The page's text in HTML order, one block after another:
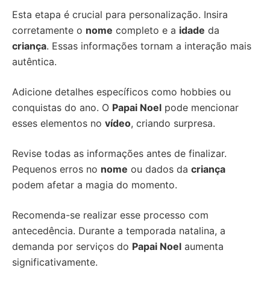
Esta etapa é crucial para personalização. Insira
corretamente o nome completo e a idade da
criança. Essas informações tornam a interação mais
autêntica.
Adicione detalhes específicos como hobbies ou
conquistas do ano. O Papai Noel pode mencionar
esses elementos no vídeo, criando surpresa.
Revise todas as informações antes de finalizar.
Pequenos erros no nome ou dados da criança
podem afetar a magia do momento.
Recomenda-se realizar esse processo com
antecedência. Durante a temporada natalina, a
demanda por serviços do Papai Noel aumenta
significativamente.